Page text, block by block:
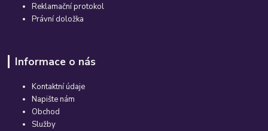
Reklamační protokol
Právní doložka
Informace o nás
Kontaktní údaje
Napište nám
Obchod
Služby